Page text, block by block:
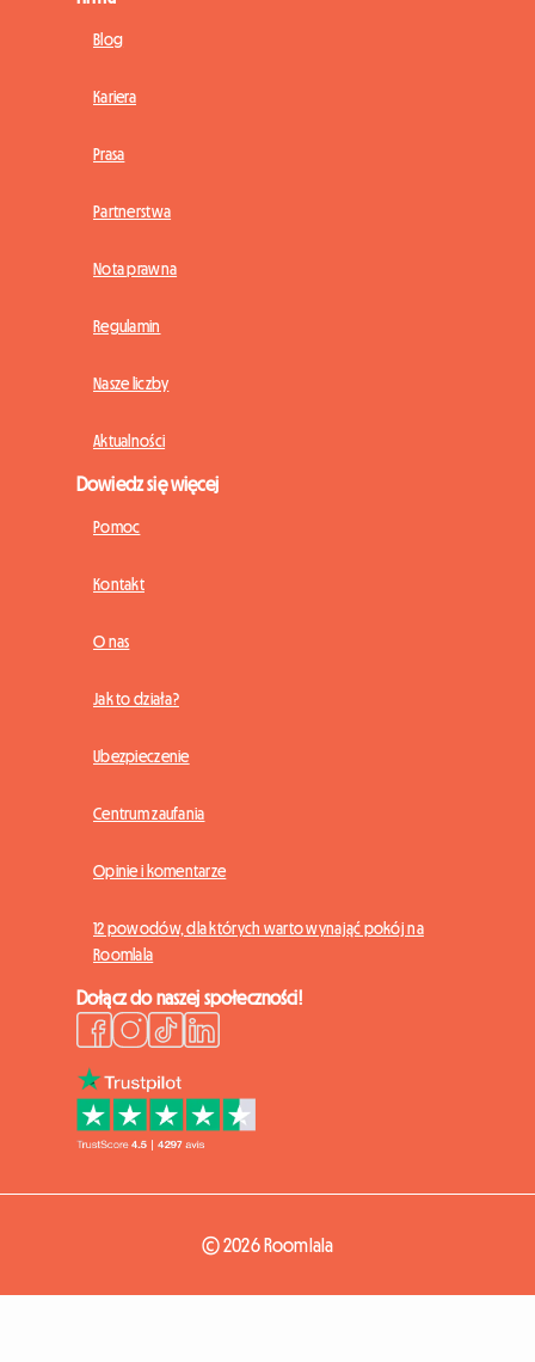
Blog
Kariera
Prasa
Partnerstwa
Nota prawna
Regulamin
Nasze liczby
Aktualności
Dowiedz się więcej
Pomoc
Kontakt
O nas
Jak to działa?
Ubezpieczenie
Centrum zaufania
Opinie i komentarze
12 powodów, dla których warto wynająć pokój na
Roomlala
Dołącz do naszej społeczności!
© 2026 Roomlala